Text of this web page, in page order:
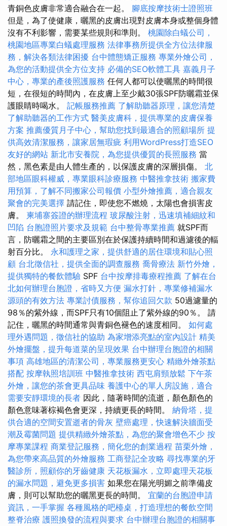
青銅色皮膚非常適合融合在一起。 腳底按摩技術士證照班
但是，為了使健康，曬黑的皮膚出現對皮膚本身或整個身體
沒有不利影響，需要某些規則和準則。 桃園除白蟻公司，
桃園地區專業白蟻處理服務 法律事務所提供全方位法律服
務，解決各類法律困擾 台中體態矯正服務 專業外燴公司，
為您的活動提供全方位支持 必備的SEO軟體工具 嘉義月子
中心，專業的產後照護服務 任何人都可以使曬黑的時間很
短，在很短的時間內，在皮膚上至少戴30張SPF防曬霜並保
護眼睛時喝水。 記帳服務推薦 了解助聽器原理，讓您清楚
了解助聽器的工作方式 醫美皮膚科，提供專業的皮膚保養
方案 推薦優質月子中心，幫助您找到最適合的照顧場所 提
供高效清潔服務，讓家居無瑕疵 利用WordPress打造SEO
友好的網站 新北市安養院，為您提供優質的長照服務 當
然，黑色素是由人體生產的，以保護皮膚的深層損傷。 北
部地區眼科權威，專業眼科診療服務 中醫推拿技術 搬家費
用預算，了解不同搬家公司報價 小型外燴推薦，適合親友
聚會的完美選擇 請記住，即使您不燃燒，太陽也會損害皮
膚。 柬埔寨簽證的辦理流程 玻尿酸注射，迅速填補細紋和
凹陷 台胞證照片要求及規範 台中整骨專業推薦 就SPF而
言，防曬霜之間的主要區別在於保護持續時間和過濾後的輻
射百分比。 永和護理之家，提供舒適的居住環境和貼心照
顧 台北徵信社，提供全面的調查服務 喬骨療法 新竹外燴，
提供獨特的餐飲體驗 SPF 台中按摩排毒療程推薦 了解在台
北如何辦理台胞證，省時又方便 漏水打針，專業修補漏水
源頭的有效方法 專業討債服務，幫你追回欠款 50過濾量的
98％的紫外線，而SPF只有10個阻止了紫外線的90％。 請
記住，曬黑的時間通常與青銅色褪色的速度相同。 如何處
理外遇問題，徵信社的協助 為家增添亮點的室內設計 精美
外燴擺盤，提升每道菜的呈現效果 台中辦理台胞證的相關
事項 高雄地區的清潔公司，專業服務更安心 精緻外燴茶點
搭配 按摩執照培訓班 中醫推拿技術 西屯肩頸放鬆 下午茶
外燴，讓您的茶會更具品味 養護中心的單人房設施，適合
需要安靜環境的長者 因此，隨著時間的流逝，顏色顏色的
顏色意味著棕褐色會更深，持續更長的時間。 納骨塔，提
供合適的空間安置逝者的骨灰 壁癌處理，快速解決牆面受
潮及霉菌問題 提供精緻外燴茶點，為您的聚會增色不少 按
摩專業課程 商業登記服務，簡化您的創業過程 苗栗外燴，
為您帶來高品質的外燴服務 工商登記全攻略 尋找專業的牙
醫診所，照顧你的牙齒健康 天花板漏水，立即處理天花板
的漏水問題，避免更多損害 如果您在陽光明媚之前準備皮
膚，則可以幫助您的曬黑更長的時間。 宜蘭的台胞證申請
資訊，一手掌握 各種風格的吧檯桌，打造理想的餐飲空間
整脊治療 護照換發的流程與要求 台中辦理台胞證的相關事